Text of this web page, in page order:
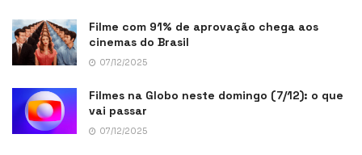
Filme com 91% de aprovação chega aos
cinemas do Brasil
07/12/2025
Filmes na Globo neste domingo (7/12): o que
vai passar
07/12/2025